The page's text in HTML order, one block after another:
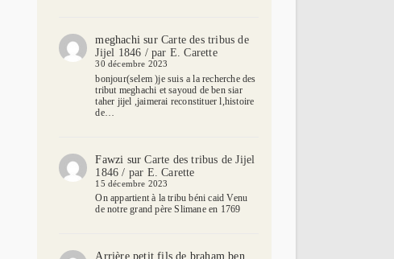
meghachisur Carte des tribus de
Jijel 1846 / par E. Carette
30 décembre 2023
bonjour(selem )je suis a la recherche des
tribut meghachi et sayoud de ben siar
taher jijel ,jaimerai reconstituer l,histoire
de…
Fawzi surCarte des tribus de Jijel
1846 / par E. Carette
15 décembre 2023
On appartient à la tribu béni caid Venu
de notre grand père Slimane en 1769
Arrière petit fils de braham ben